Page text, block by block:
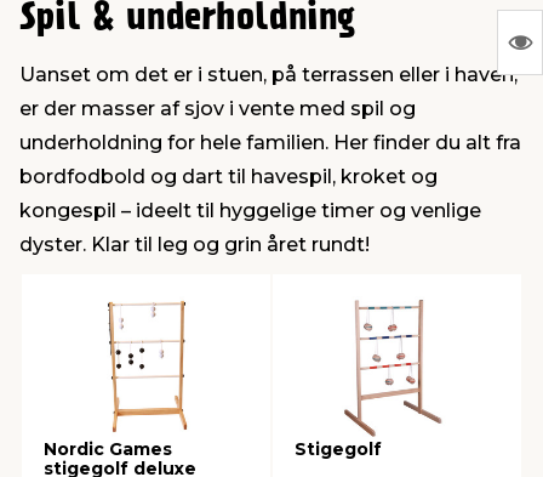
loft & vægge
vinduer
brædder
& stilladser
& ophæng
& opbevaring
& persienner
& sikkerhed
& armatur
& ventilation
Home
data & TV
& kemikalier
& fugemasse
af værktøj
maskiner
underholdning
udendørs spa
& fritid
Spil & underholdning
Uanset om det er i stuen, på terrassen eller i haven,
er der masser af sjov i vente med spil og
underholdning for hele familien. Her finder du alt fra
bordfodbold og dart til havespil, kroket og
kongespil – ideelt til hyggelige timer og venlige
dyster. Klar til leg og grin året rundt!
Nordic Games
stigegolf deluxe
Stigegolf